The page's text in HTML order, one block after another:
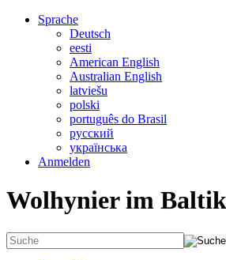
Sprache
Deutsch
eesti
American English
Australian English
latviešu
polski
português do Brasil
русский
українська
Anmelden
Wolhynier im